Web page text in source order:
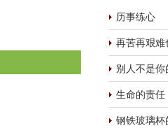
历事练心
再苦再艰难
别人不是你
生命的责任
钢铁玻璃杯